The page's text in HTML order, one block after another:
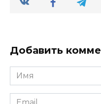
Добавить
Имя
*
Email